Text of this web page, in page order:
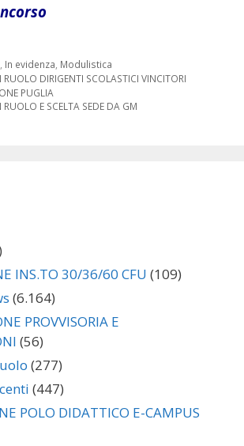
, In evidenza, Modulistica
RUOLO DIRIGENTI SCOLASTICI VINCITORI
PUGLIA
E SCELTA SEDE DA GM
INS.TO 30/36/60 CFU (109)
(6.164)
PROVVISORIA E
(56)
(277)
(447)
POLO DIDATTICO E-CAMPUS